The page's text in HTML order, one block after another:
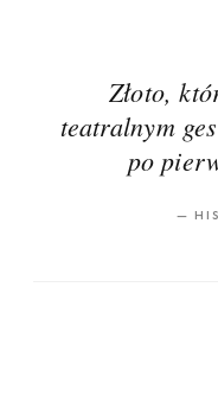
Złoto,
teatralnym
po
—